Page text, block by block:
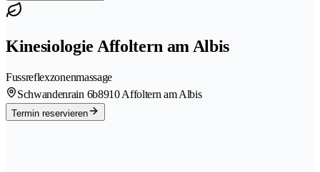
Kinesiologie Affoltern am Albis
Fussreflexzonenmassage
Schwandenrain 6b8910 Affoltern am Albis
Termin reservieren